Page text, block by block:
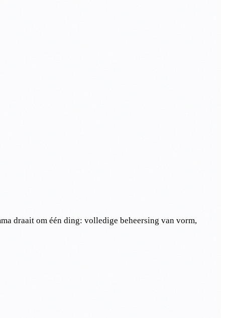
draait om één ding: volledige beheersing van vorm,